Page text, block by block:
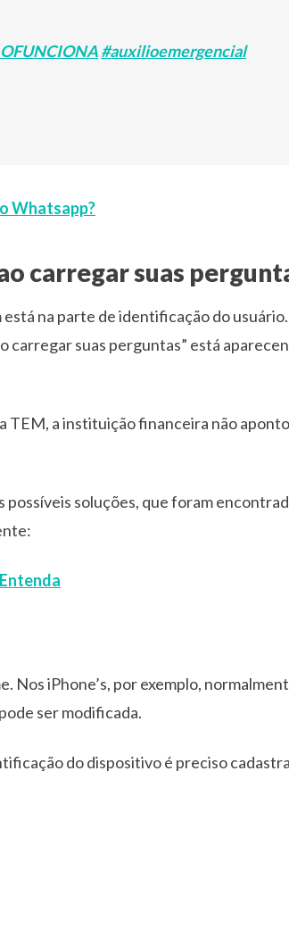
#auxilioemergencial
Whatsapp?
carregar suas
na parte de identificação do usuário.
carregar suas perguntas” está
TEM, a instituição financeira não
soluções, que foram
Nos iPhone’s, por exemplo,
ser modificada.
do dispositivo é preciso